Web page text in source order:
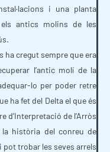
i una planta
els antics molins de les
ha cregut sempre que era
l’antic molí de la
lo per poder retre
ha fet del Delta el que és
d’Interpretació de l’Arròs
història del conreu de
pot trobar les seves arrels